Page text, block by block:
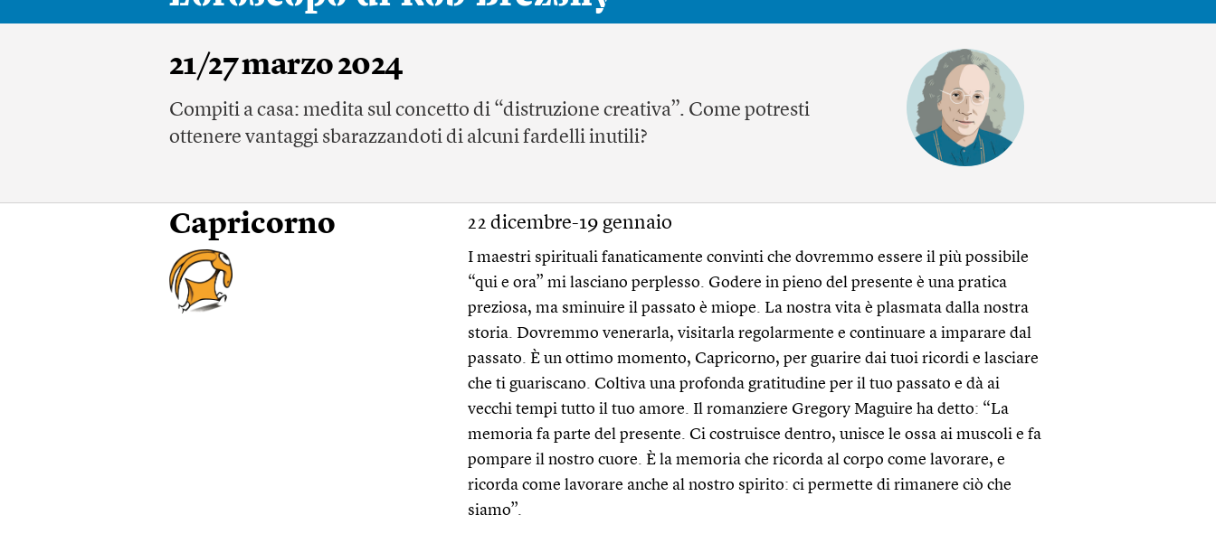
21/27 marzo 2024
Compiti a casa: medita sul concetto di “distruzione creativa”. Come potresti
ottenere vantaggi sbarazzandoti di alcuni fardelli inutili?
Capricorno 22 dicembre-19 gennaio
I maestri spirituali fanaticamente convinti che dovremmo essere il più possibile
“qui e ora” mi lasciano perplesso. Godere in pieno del presente è una pratica
preziosa, ma sminuire il passato è miope. La nostra vita è plasmata dalla nostra
storia. Dovremmo venerarla, visitarla regolarmente e continuare a imparare dal
passato. È un ottimo momento, Capricorno, per guarire dai tuoi ricordi e lasciare
che ti guariscano. Coltiva una profonda gratitudine per il tuo passato e dà ai
vecchi tempi tutto il tuo amore. Il romanziere Gregory Maguire ha detto: “La
memoria fa parte del presente. Ci costruisce dentro, unisce le ossa ai muscoli e fa
pompare il nostro cuore. È la memoria che ricorda al corpo come lavorare, e
ricorda come lavorare anche al nostro spirito: ci permette di rimanere ciò che
siamo”.